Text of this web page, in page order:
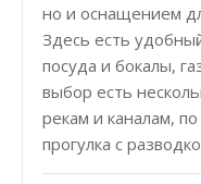
но и оснащением
Здесь есть
посуда и бокалы,
выбор есть
рекам и каналам,
прогулка с